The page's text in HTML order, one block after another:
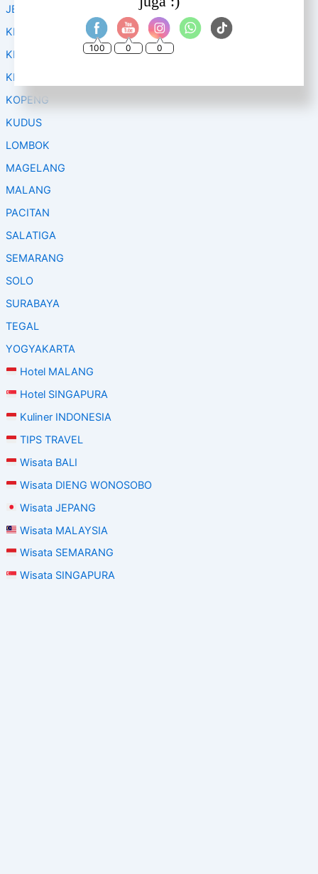
JEPARA
KEDIRI
KENDAL
KLATEN
KOPENG
KUDUS
LOMBOK
MAGELANG
MALANG
PACITAN
SALATIGA
SEMARANG
SOLO
SURABAYA
TEGAL
YOGYAKARTA
Hotel MALANG
Hotel SINGAPURA
Kuliner INDONESIA
TIPS TRAVEL
Wisata BALI
Wisata DIENG WONOSOBO
Wisata JEPANG
Wisata MALAYSIA
Wisata SEMARANG
Wisata SINGAPURA
100 0 0